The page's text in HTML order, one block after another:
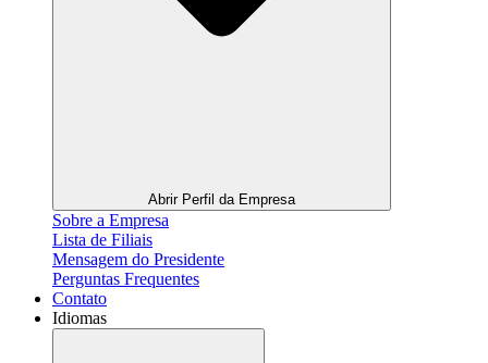
Abrir Perfil da Empresa
Sobre a Empresa
Lista de Filiais
Mensagem do Presidente
Perguntas Frequentes
Contato
Idiomas